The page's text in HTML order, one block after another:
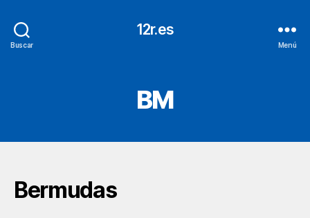
Buscar
12r.es
Menú
BM
Bermudas